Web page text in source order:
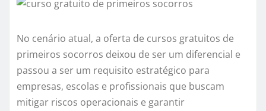
No cenário atual, a oferta de cursos gratuitos de
primeiros socorros deixou de ser um diferencial e
passou a ser um requisito estratégico para
empresas, escolas e profissionais que buscam
mitigar riscos operacionais e garantir